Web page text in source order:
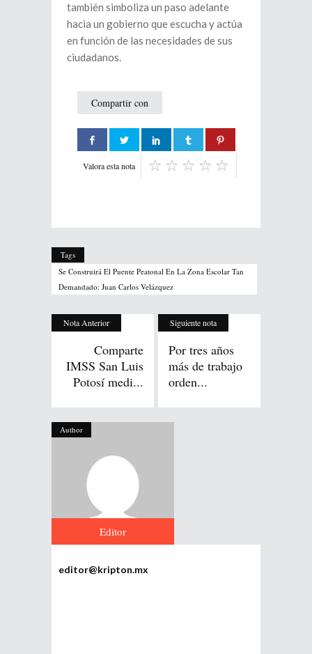
también simboliza un paso adelante
hacia un gobierno que escucha y actúa
en función de las necesidades de sus
ciudadanos.
Compartir con
Valora esta nota
Tags
Se Construirá El Puente Peatonal En La Zona Escolar Tan
Demandado: Juan Carlos Velázquez
Nota Anterior
Comparte
IMSS San Luis
Potosí medi...
Siguiente nota
Por tres años
más de trabajo
orden...
Author
Editor
editor@kripton.mx